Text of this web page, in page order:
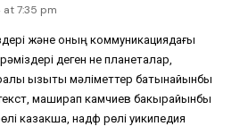
7:35 pm
және оның коммуникациядағы
деген не планеталар,
қызықты мәліметтер батынайынбы
маширап камчиев бакырайынбы
казакша, надф рөлі уикипедия